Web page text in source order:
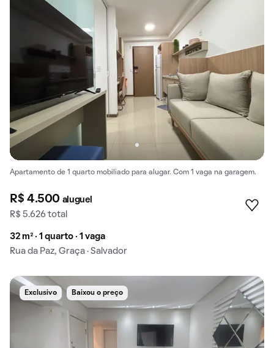
Apartamento de 1 quarto mobiliado para alugar. Com 1 vaga na garagem.
R$ 4.500 aluguel
R$ 5.626 total
32 m² · 1 quarto · 1 vaga
Rua da Paz, Graça · Salvador
Exclusivo Baixou o preço